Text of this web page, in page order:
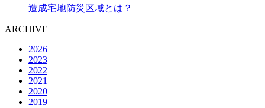
造成宅地防災区域とは？
ARCHIVE
2026
2023
2022
2021
2020
2019